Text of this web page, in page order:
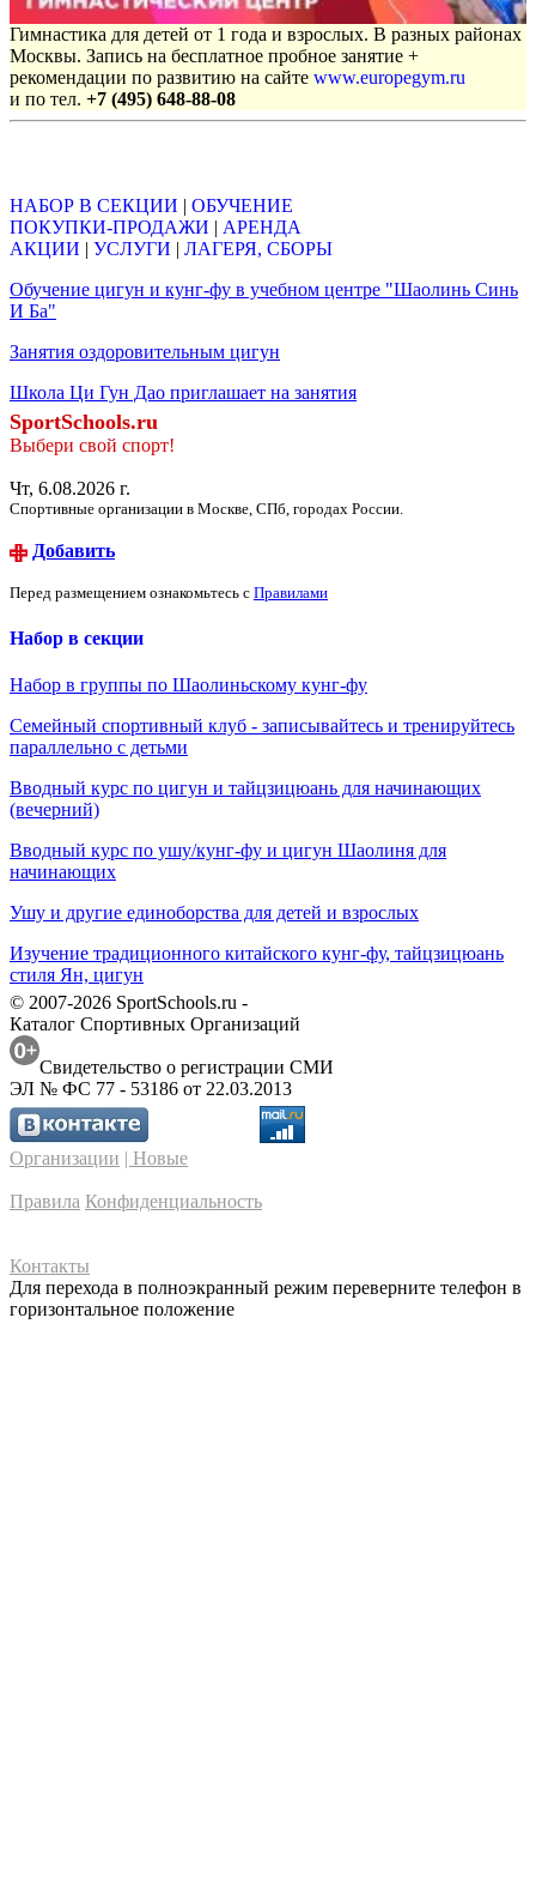
Гимнастика для детей от 1 года и взрослых. В разных районах
Москвы. Запись на бесплатное пробное занятие +
рекомендации по развитию на сайте www.europegym.ru
и по тел. +7 (495) 648-88-08
НАБОР В СЕКЦИИ | ОБУЧЕНИЕ
ПОКУПКИ-ПРОДАЖИ | АРЕНДА
АКЦИИ | УСЛУГИ | ЛАГЕРЯ, СБОРЫ
Обучение цигун и кунг-фу в учебном центре "Шаолинь Синь
И Ба"
Занятия оздоровительным цигун
Школа Ци Гун Дао приглашает на занятия
SportSchools.ru
Выбери свой спорт!
Чт, 6.08.2026 г.
Спортивные организации в Москве, СПб, городах России.
Добавить
Перед размещением ознакомьтесь с Правилами
Набор в секции
Набор в группы по Шаолиньскому кунг-фу
Семейный спортивный клуб - записывайтесь и тренируйтесь
параллельно с детьми
Вводный курс по цигун и тайцзицюань для начинающих
(вечерний)
Вводный курс по ушу/кунг-фу и цигун Шаолиня для
начинающих
Ушу и другие единоборства для детей и взрослых
Изучение традиционного китайского кунг-фу, тайцзицюань
стиля Ян, цигун
© 2007-2026 SportSchools.ru -
Каталог Спортивных Организаций
Свидетельство о регистрации СМИ
ЭЛ № ФС 77 - 53186 от 22.03.2013
Организации | Новые
Правила Конфиденциальность
Контакты
Для перехода в полноэкранный режим переверните телефон в
горизонтальное положение